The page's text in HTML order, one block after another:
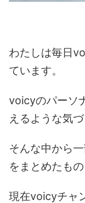
わたしは毎日
ています。
voicyのパーソ
えるような気
そんな中から
をまとめたも
現在voicyチャ